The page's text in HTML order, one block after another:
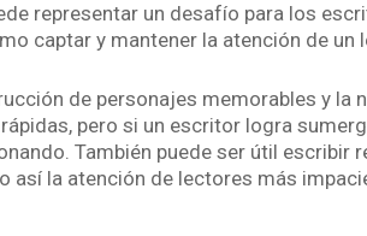
representar un desafío para los
captar y mantener la atención de
de personajes memorables y la
pero si un escritor logra
También puede ser útil
así la atención de lectores más